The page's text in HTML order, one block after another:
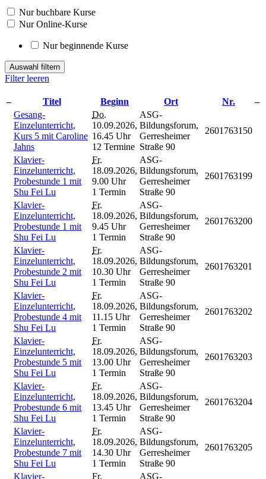
Nur buchbare Kurse
Nur Online-Kurse
Nur beginnende Kurse
Auswahl filtern
Filter leeren
– Titel Beginn Ort Nr.
–
Gesang-
Einzelunterricht,
Kurs 5 mit Caroline
Jahns
Do.
10.09.2026,
16.45 Uhr
12 Termine
ASG-
Bildungsforum,
Gerresheimer
Straße 90
2601763150
Klavier-
Einzelunterricht,
Probestunde 1 mit
Shu Fei Lu
Fr.
18.09.2026,
9.00 Uhr
1 Termin
ASG-
Bildungsforum,
Gerresheimer
Straße 90
2601763199
Klavier-
Einzelunterricht,
Probestunde 1 mit
Shu Fei Lu
Fr.
18.09.2026,
9.45 Uhr
1 Termin
ASG-
Bildungsforum,
Gerresheimer
Straße 90
2601763200
Klavier-
Einzelunterricht,
Probestunde 2 mit
Shu Fei Lu
Fr.
18.09.2026,
10.30 Uhr
1 Termin
ASG-
Bildungsforum,
Gerresheimer
Straße 90
2601763201
Klavier-
Einzelunterricht,
Probestunde 4 mit
Shu Fei Lu
Fr.
18.09.2026,
11.15 Uhr
1 Termin
ASG-
Bildungsforum,
Gerresheimer
Straße 90
2601763202
Klavier-
Einzelunterricht,
Probestunde 5 mit
Shu Fei Lu
Fr.
18.09.2026,
13.00 Uhr
1 Termin
ASG-
Bildungsforum,
Gerresheimer
Straße 90
2601763203
Klavier-
Einzelunterricht,
Probestunde 6 mit
Shu Fei Lu
Fr.
18.09.2026,
13.45 Uhr
1 Termin
ASG-
Bildungsforum,
Gerresheimer
Straße 90
2601763204
Klavier-
Einzelunterricht,
Probestunde 7 mit
Shu Fei Lu
Fr.
18.09.2026,
14.30 Uhr
1 Termin
ASG-
Bildungsforum,
Gerresheimer
Straße 90
2601763205
Klavier-
Fr.
ASG-